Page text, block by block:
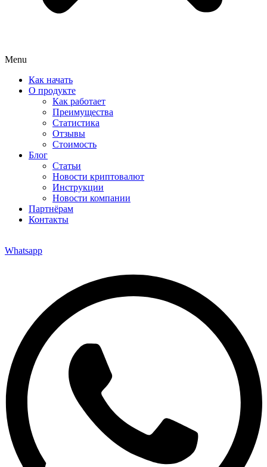
Menu
Как начать
О продукте
Как работает
Преимущества
Статистика
Отзывы
Стоимость
Блог
Статьи
Новости криптовалют
Инструкции
Новости компании
Партнёрам
Контакты
Whatsapp